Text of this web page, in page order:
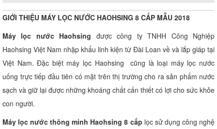
GIỚI THIỆU MÁY LỌC NƯỚC HAOHSING 8 CẤP MẪU 2018
Máy lọc nước Haohsing được công ty TNHH Công Nghiệp
Haohsing Việt Nam nhập khẩu linh kiện từ Đài Loan về và lắp giáp tại
Việt Nam. Đặc biệt máy lọc Haohsing cũng là loại máy lọc nước
uống trực tiếp đầu tiên có mặt trên thị trường cho ra sản phẩm nước
sạch và giữ lại được những khoáng chất cấn thiết có lợi cho sức khỏe
con người.
Máy lọc nước thông minh Haohsing 8 cấp lọc sử dụng công nghệ